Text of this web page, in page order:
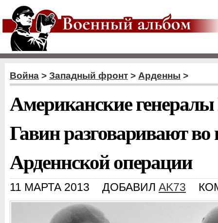
Война > Западный фронт > Арденны >
Американские
Гавин разговаривают
Арденнской операции
11 МАРТА 2013 ДОБАВИЛ AK73